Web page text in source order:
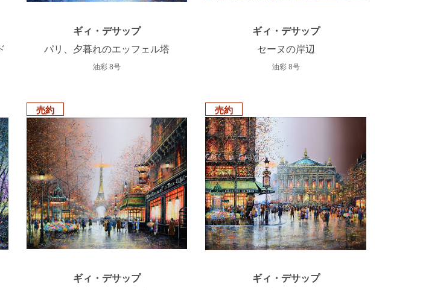
ギィ・デサップ
パリ、夕暮れのエッフェル塔
油彩 8号
ギィ・デサップ
セーヌの岸辺
油彩 8号
売約
ギィ・デサップ
売約
ギィ・デサップ